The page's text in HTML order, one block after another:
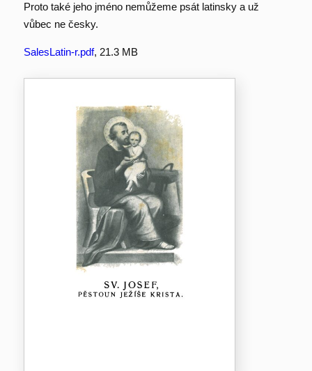
Proto také jeho jméno nemůžeme psát latinsky a už
vůbec ne česky.
SalesLatin-r.pdf, 21.3 MB